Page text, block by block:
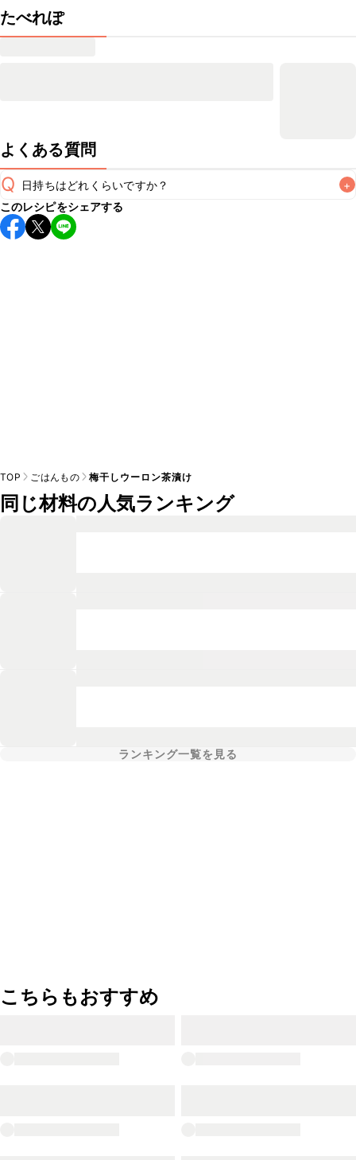
たべれぽ
よくある質問
Q 日持ちはどれくらいですか？ +
こちらのレシピは出来たてをお召し上がりいただくことをお
すすめします。
このレシピをシェアする
TOP ごはんもの 梅干しウーロン茶漬け
同じ材料の人気ランキング
ランキング一覧を見る
こちらもおすすめ